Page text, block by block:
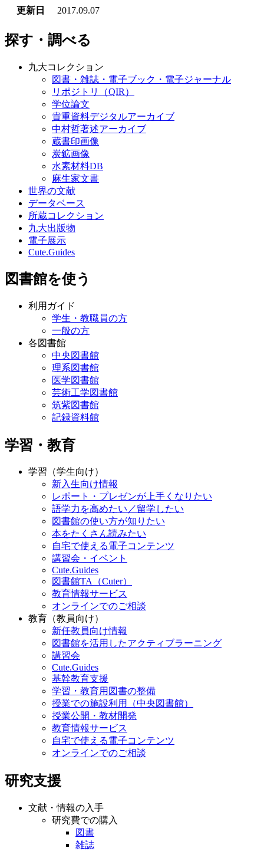
更新日
2017.09.07
探す・調べる
九大コレクション
図書・雑誌・電子ブック・電子ジャーナル
リポジトリ（QIR）
学位論文
貴重資料デジタルアーカイブ
中村哲著述アーカイブ
蔵書印画像
炭鉱画像
水素材料DB
麻生家文書
世界の文献
データベース
所蔵コレクション
九大出版物
電子展示
Cute.Guides
図書館を使う
利用ガイド
学生・教職員の方
一般の方
各図書館
中央図書館
理系図書館
医学図書館
芸術工学図書館
筑紫図書館
記録資料館
学習・教育
学習（学生向け）
新入生向け情報
レポート・プレゼンが上手くなりたい
語学力を高めたい／留学したい
図書館の使い方が知りたい
本をたくさん読みたい
自宅で使える電子コンテンツ
講習会・イベント
Cute.Guides
図書館TA（Cuter）
教育情報サービス
オンラインでのご相談
教育（教員向け）
新任教員向け情報
図書館を活用したアクティブラーニング
講習会
Cute.Guides
基幹教育支援
学習・教育用図書の整備
授業での施設利用（中央図書館）
授業公開・教材開発
教育情報サービス
自宅で使える電子コンテンツ
オンラインでのご相談
研究支援
文献・情報の入手
研究費での購入
図書
雑誌